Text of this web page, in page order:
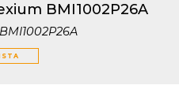
BMI1002P26A
BMI1002P26A